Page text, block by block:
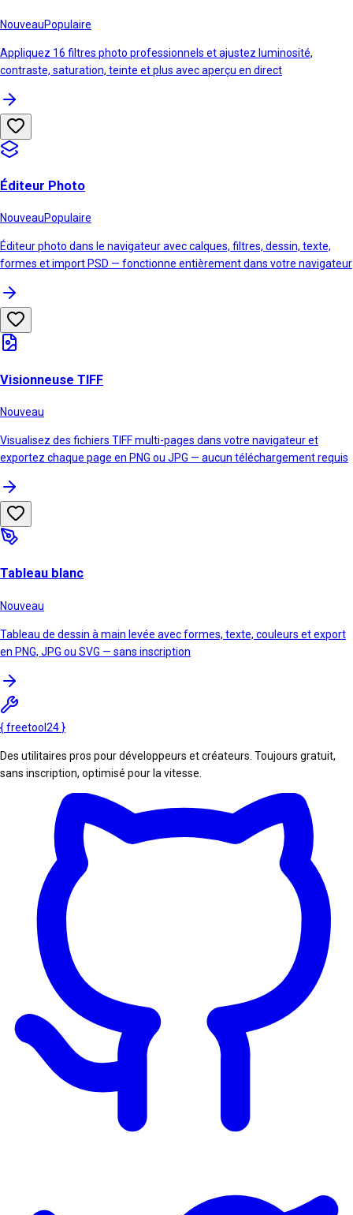
NouveauPopulaire
Appliquez 16 filtres photo professionnels et ajustez luminosité,
contraste, saturation, teinte et plus avec aperçu en direct
Éditeur Photo
NouveauPopulaire
Éditeur photo dans le navigateur avec calques, filtres, dessin, texte,
formes et import PSD — fonctionne entièrement dans votre navigateur
Visionneuse TIFF
Nouveau
Visualisez des fichiers TIFF multi-pages dans votre navigateur et
exportez chaque page en PNG ou JPG — aucun téléchargement requis
Tableau blanc
Nouveau
Tableau de dessin à main levée avec formes, texte, couleurs et export
en PNG, JPG ou SVG — sans inscription
{freetool 24 }
Des utilitaires pros pour développeurs et créateurs. Toujours gratuit,
sans inscription, optimisé pour la vitesse.